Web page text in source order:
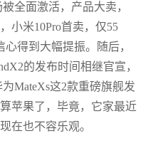
全面激活，产品大卖，
小米10Pro首卖，仅55
得到大幅提振。随后，
的发布时间相继官宣，
MateXs这2款重磅旗舰发
苹果了，毕竟，它家最近
在也不容乐观。